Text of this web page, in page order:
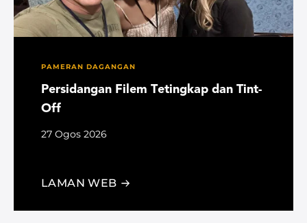
PAMERAN DAGANGAN
Persidangan Filem Tetingkap dan Tint-
Off
27 Ogos 2026
LAMAN WEB